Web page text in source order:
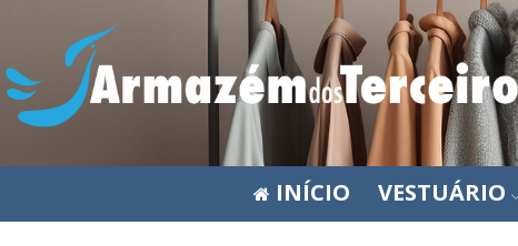
INÍCIO VESTUÁRIO